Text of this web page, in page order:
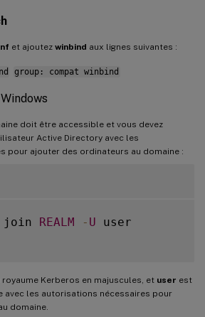
et ajoutez winbind aux lignes suivantes :
group: compat winbind
doit être accessible et vous devez
Active Directory avec les
pour ajouter des ordinateurs au domaine :
join REALM - U user
Kerberos en majuscules, et user est
avec les autorisations nécessaires pour
domaine.